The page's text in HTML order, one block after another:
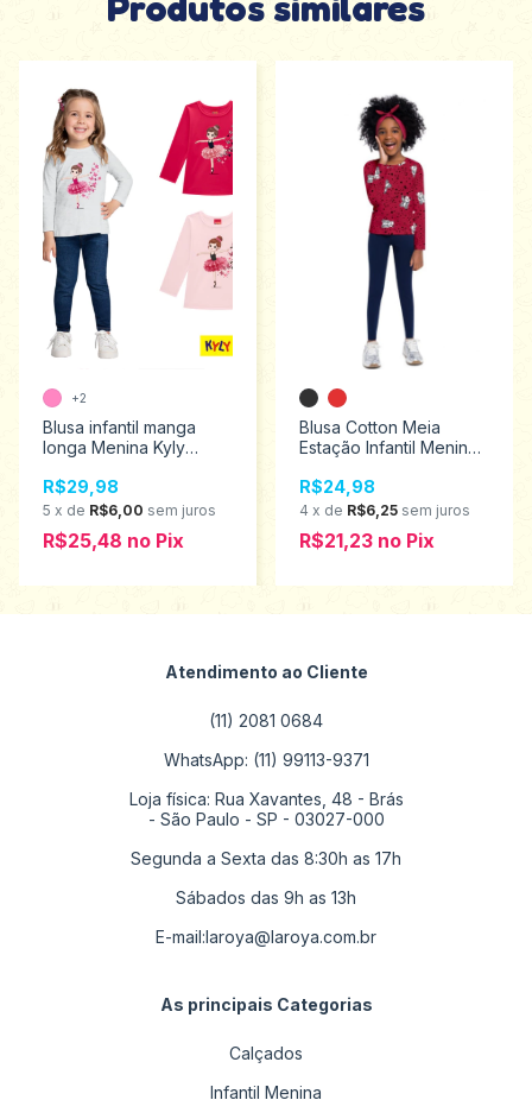
Blusa infantil manga
longa Menina Kyly
1000749
R$29,98
5 x de R$6,00 sem juros
R$25,48 no Pix
+2
Blusa Cotton Meia
Estação Infantil Menina
R$24,98
4 x de R$6,25 sem juros
R$21,23 no Pix
Atendimento ao Cliente
(11) 2081 0684
WhatsApp: (11) 99113-9371
Loja física: Rua Xavantes, 48 - Brás
- São Paulo - SP - 03027-000
Segunda a Sexta das 8:30h as 17h
Sábados das 9h as 13h
E-mail:laroya@laroya.com.br
As principais Categorias
Calçados
Infantil Menina